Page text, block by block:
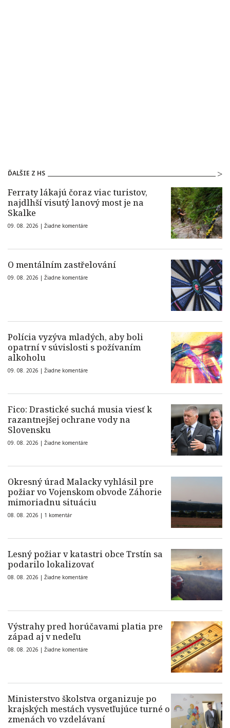
ĎALŠIE Z HS
Ferraty lákajú čoraz viac turistov,
najdlhší visutý lanový most je na
Skalke
09. 08. 2026 | Žiadne komentáre
O mentálním zastřelování
09. 08. 2026 | Žiadne komentáre
Polícia vyzýva mladých, aby boli
opatrní v súvislosti s požívaním
alkoholu
09. 08. 2026 | Žiadne komentáre
Fico: Drastické suchá musia viesť k
razantnejšej ochrane vody na
Slovensku
09. 08. 2026 | Žiadne komentáre
Okresný úrad Malacky vyhlásil pre
požiar vo Vojenskom obvode Záhorie
mimoriadnu situáciu
08. 08. 2026 | 1 komentár
Lesný požiar v katastri obce Trstín sa
podarilo lokalizovať
08. 08. 2026 | Žiadne komentáre
Výstrahy pred horúčavami platia pre
západ aj v nedeľu
08. 08. 2026 | Žiadne komentáre
Ministerstvo školstva organizuje po
krajských mestách vysvetľujúce turné o
zmenách vo vzdelávaní